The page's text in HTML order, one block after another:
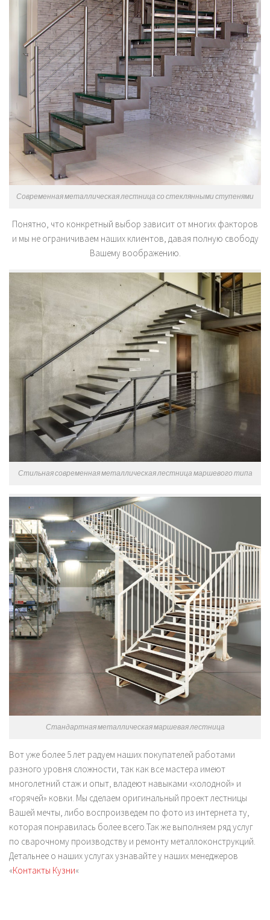
Современная металлическая лестница со стеклянными ступенями
Понятно, что конкретный выбор зависит от многих факторов
и мы не ограничиваем наших клиентов, давая полную свободу
Вашему воображению.
Стильная современная металлическая лестница маршевого типа
Стандартная металлическая маршевая лестница
Вот уже более 5 лет радуем наших покупателей работами
разного уровня сложности, так как все мастера имеют
многолетний стаж и опыт, владеют навыками «холодной» и
«горячей» ковки. Мы сделаем оригинальный проект лестницы
Вашей мечты, либо воспроизведем по фото из интернета ту,
которая понравилась более всего.Так же выполняем ряд услуг
по сварочному производству и ремонту металлоконструкций.
Детальнее о наших услугах узнавайте у наших менеджеров
«Контакты Кузни«